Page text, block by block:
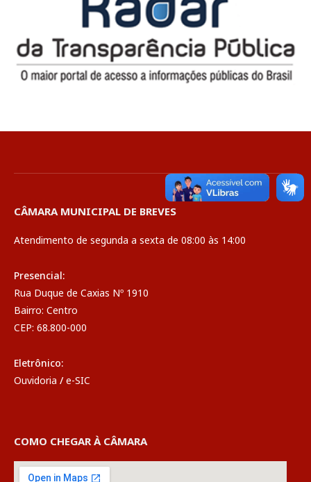
CÂMARA MUNICIPAL DE BREVES
Atendimento de segunda a sexta de 08:00 às 14:00
Presencial:
Rua Duque de Caxias Nº 1910
Bairro: Centro
CEP: 68.800-000
Eletrônico:
Ouvidoria / e-SIC
COMO CHEGAR À CÂMARA